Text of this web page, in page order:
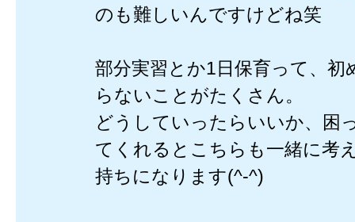
のも難しいんですけどね笑
部分実習とか1日保育って、初
らないことがたくさん。
どうしていったらいいか、困
てくれるとこちらも一緒に考
持ちになります(^-^)